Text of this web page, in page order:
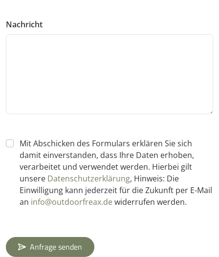
Nachricht
Mit Abschicken des Formulars erklären Sie sich
damit einverstanden, dass Ihre Daten erhoben,
verarbeitet und verwendet werden. Hierbei gilt
unsere Datenschutzerklärung, Hinweis: Die
Einwilligung kann jederzeit für die Zukunft per E-Mail
an info@outdoorfreax.dewiderrufen werden.
Anfrage senden